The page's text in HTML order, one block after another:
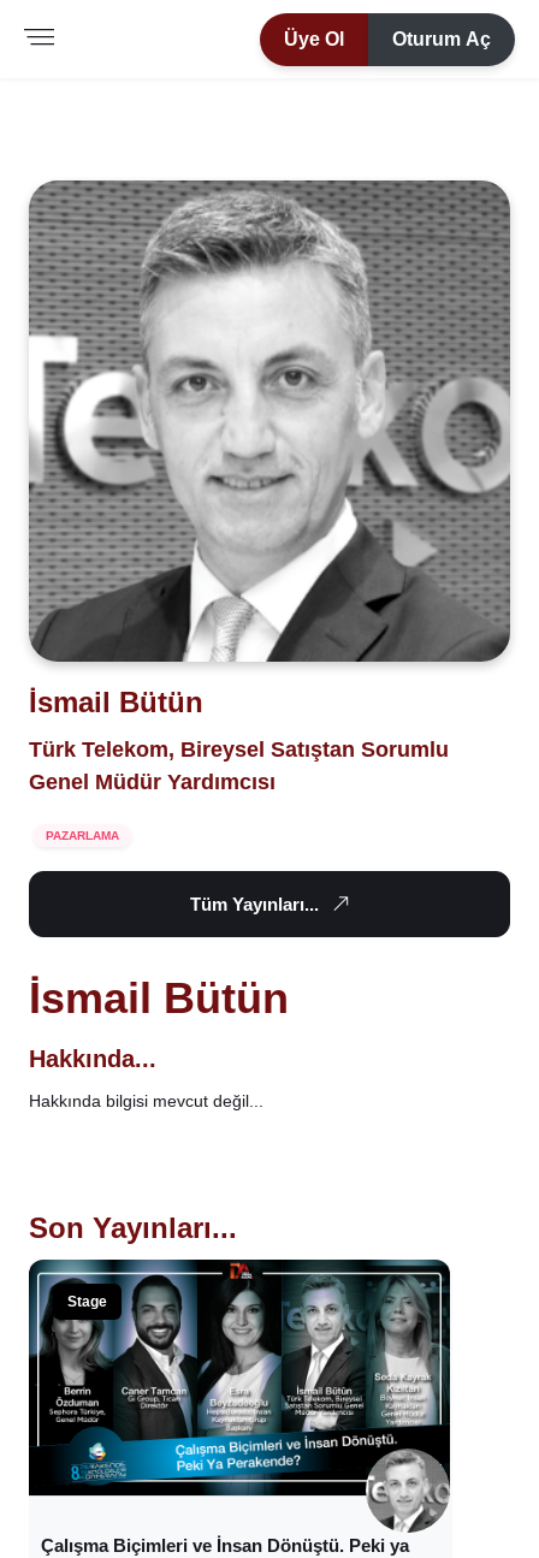
Üye Ol Oturum Aç
İsmail Bütün
Türk Telekom, Bireysel Satıştan Sorumlu
Genel Müdür Yardımcısı
PAZARLAMA
Tüm Yayınları...
İsmail Bütün
Hakkında...
Hakkında bilgisi mevcut değil...
Son Yayınları...
Stage
Çalışma Biçimleri ve İnsan Dönüştü. Peki ya